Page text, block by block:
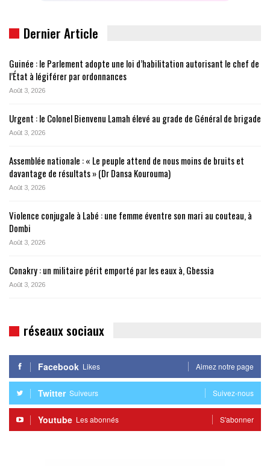
Dernier Article
Guinée : le Parlement adopte une loi d’habilitation autorisant le chef de
l’État à légiférer par ordonnances
Août 3, 2026
Urgent : le Colonel Bienvenu Lamah élevé au grade de Général de brigade
Août 3, 2026
Assemblée nationale : « Le peuple attend de nous moins de bruits et
davantage de résultats » (Dr Dansa Kourouma)
Août 3, 2026
Violence conjugale à Labé : une femme éventre son mari au couteau, à
Dombi
Août 3, 2026
Conakry : un militaire périt emporté par les eaux à, Gbessia
Août 3, 2026
réseaux sociaux
Facebook Likes Aimez notre page
Twitter Suiveurs Suivez-nous
Youtube Les abonnés S'abonner